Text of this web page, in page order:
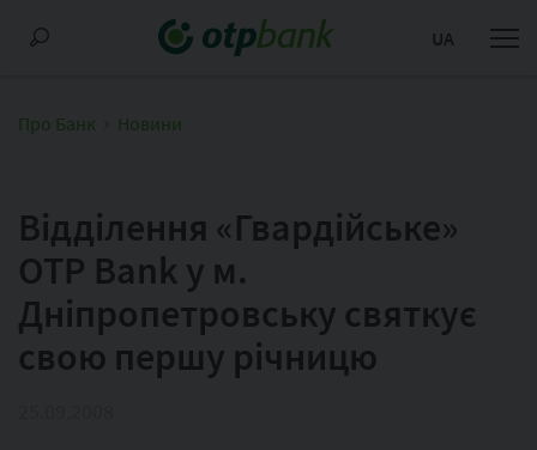
UA
Про Банк Новини
Відділення «Гвардійське»
OTP Bank у м.
Дніпропетровську святкує
свою першу річницю